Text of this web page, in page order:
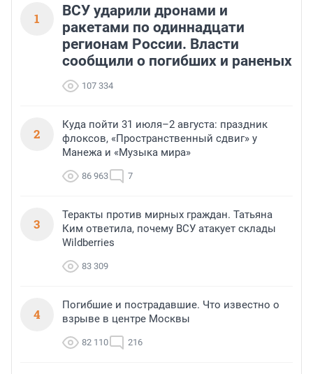
1
ВСУ ударили дронами и
ракетами по одиннадцати
регионам России. Власти
сообщили о погибших и раненых
107 334
2
Куда пойти 31 июля–2 августа: праздник
флоксов, «Пространственный сдвиг» у
Манежа и «Музыка мира»
86 963 7
3
Теракты против мирных граждан. Татьяна
Ким ответила, почему ВСУ атакует склады
Wildberries
83 309
4
Погибшие и пострадавшие. Что известно о
взрыве в центре Москвы
82 110 216